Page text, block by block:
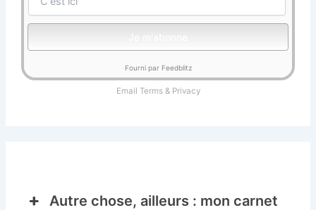
Fourni par Feedblitz
Email Terms& Privacy
Autre chose, ailleurs : mon carnet